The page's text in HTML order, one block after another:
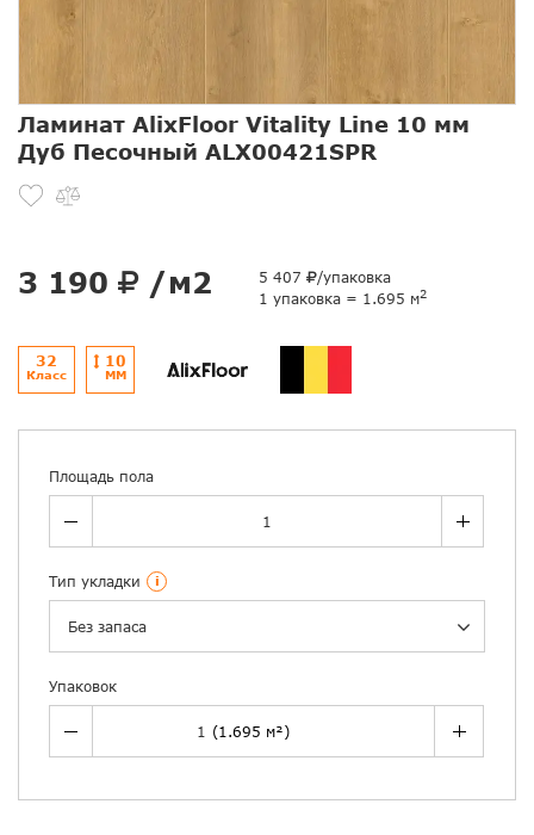
Ламинат AlixFloor Vitality Line 10 мм
Дуб Песочный ALX00421SPR
3 190 /м2 5 407
/упаковка
1 упаковка = 1.695 м2
32
Класс
10
ММ
Площадь пола
Тип укладки i
Без запаса
Упаковок